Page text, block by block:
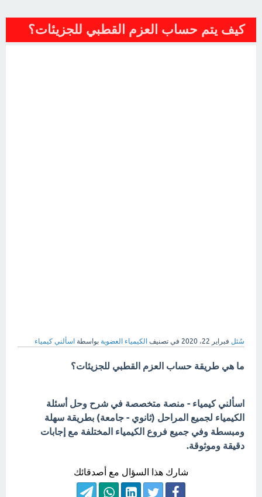
كيف يتم حساب العزم القطبي للجزيئات؟
سُئل فبراير 22، 2020 في تصنيف الكيمياء العضوية بواسطة اسألني كيمياء
ما هي طريقة حساب العزم القطبي للجزيئات؟
اسألني كيمياء - منصة متخصصة في شرح وحل أسئلة
الكيمياء لجميع المراحل (ثانوي - جامعة) بطريقة سهلة
ومبسطة وفي جميع فروع الكيمياء المختلفة مع إجابات
دقيقة وموثوقة.
شارك هذا السؤال مع أصدقائك